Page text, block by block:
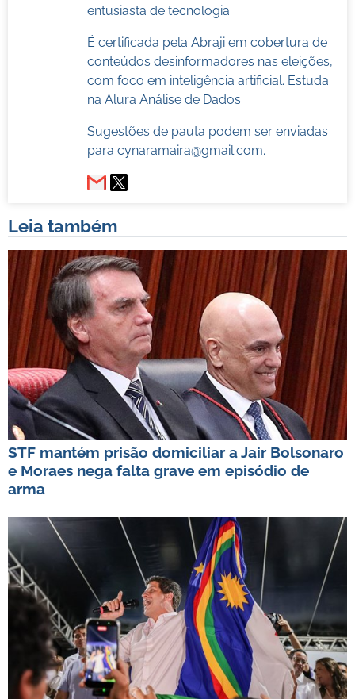
entusiasta de tecnologia.
É certificada pela Abraji em cobertura de
conteúdos desinformadores nas eleições,
com foco em inteligência artificial. Estuda
na Alura Análise de Dados.
Sugestões de pauta podem ser enviadas
para cynaramaira@gmail.com.
Leia também
STF mantém prisão domiciliar a Jair Bolsonaro
e Moraes nega falta grave em episódio de
arma